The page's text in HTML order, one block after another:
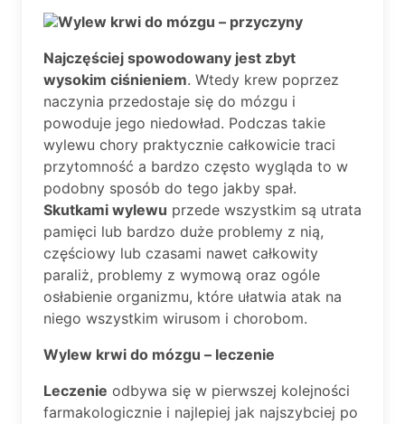
Wylew krwi do mózgu – przyczyny
Najczęściej spowodowany jest zbyt
wysokim ciśnieniem. Wtedy krew poprzez
naczynia przedostaje się do mózgu i
powoduje jego niedowład. Podczas takie
wylewu chory praktycznie całkowicie traci
przytomność a bardzo często wygląda to w
podobny sposób do tego jakby spał.
Skutkami wylewu przede wszystkim są utrata
pamięci lub bardzo duże problemy z nią,
częściowy lub czasami nawet całkowity
paraliż, problemy z wymową oraz ogóle
osłabienie organizmu, które ułatwia atak na
niego wszystkim wirusom i chorobom.
Wylew krwi do mózgu – leczenie
Leczenie odbywa się w pierwszej kolejności
farmakologicznie i najlepiej jak najszybciej po